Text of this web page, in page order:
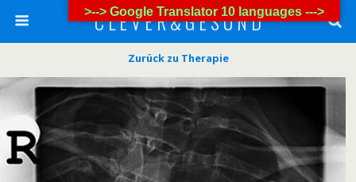
C L E V E R & G E S U N D
Zurück zu Therapie
>--> Google Translator 10 languages --->